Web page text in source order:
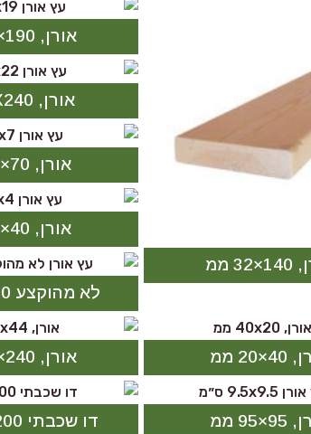
ממ
אורן, 190×32 ממ
אורן, 26X240סמ
אורן, 70×42 ממ
אורן, 40×40 ממ
לא מהוקצע 200×50 ממ
ממ אורן, 240×44 ממ
ממ דו שכבתי 200×200 ממ